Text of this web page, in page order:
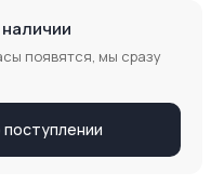
появятся, мы сразу